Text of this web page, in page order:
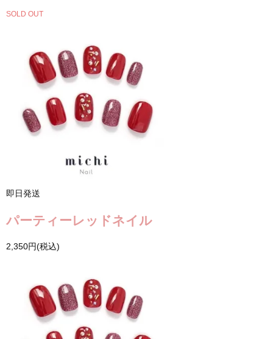
SOLD OUT
即日発送
パーティーレッドネイル
2,350円(税込)